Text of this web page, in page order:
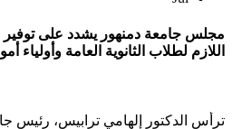
مجلس جامعة دمنهور يشدد على توفير
اللازم لطلاب الثانوية العامة وأولياء
ترأس الدكتور إلهامي ترابيس، رئيس